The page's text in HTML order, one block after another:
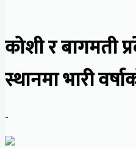
कोशी र बागमती
स्थानमा भारी
-